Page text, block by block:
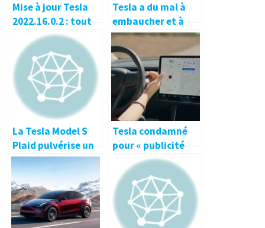
Mise à jour Tesla
2022.16.0.2 : tout
ce qui change pour
votre Tesla Model
3, Y, X et S
Tesla a du mal à
embaucher et à
conserver du
personnel à la
Gigafactory de
Berlin
La Tesla Model S
Plaid pulvérise un
de nouveau un
record !
Tesla condamné
pour « publicité
mensongère » à
propos de son
système de
conduite
autonome